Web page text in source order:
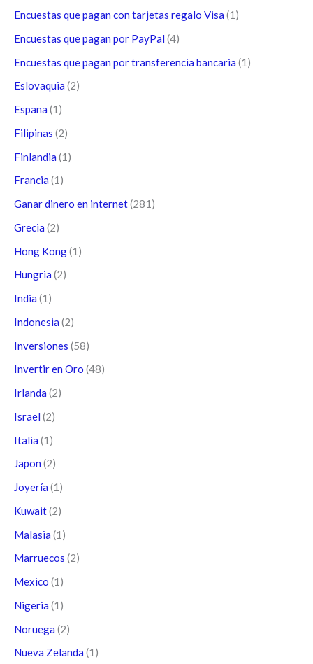
Encuestas que pagan con tarjetas regalo Visa (1)
Encuestas que pagan por PayPal (4)
Encuestas que pagan por transferencia bancaria (1)
Eslovaquia (2)
Espana (1)
Filipinas (2)
Finlandia (1)
Francia (1)
Ganar dinero en internet(281)
Grecia (2)
Hong Kong(1)
Hungria (2)
India (1)
Indonesia (2)
Inversiones (58)
Invertir en Oro (48)
Irlanda (2)
Israel (2)
Italia (1)
Japon (2)
Joyería (1)
Kuwait(2)
Malasia (1)
Marruecos (2)
Mexico (1)
Nigeria (1)
Noruega (2)
Nueva Zelanda (1)